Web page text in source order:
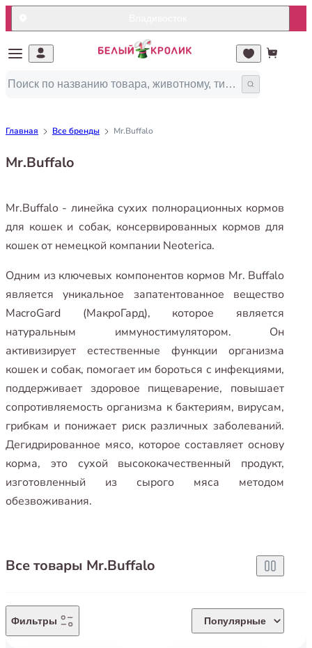
Главная Все бренды Mr.Buffalo
Mr.Buffalo
Mr.Buffalo - линейка сухих полнорационных кормов
для кошек и собак, консервированных кормов для
кошек от немецкой компании Neoterica.
Одним из ключевых компонентов кормов Mr. Buffalo
является уникальное запатентованное вещество
MacroGard (МакроГард), которое является
натуральным иммуностимулятором. Он
активизирует естественные функции организма
кошек и собак, помогает им бороться с инфекциями,
поддерживает здоровое пищеварение, повышает
сопротивляемость организма к бактериям, вирусам,
грибкам и понижает риск различных заболеваний.
Дегидрированное мясо, которое составляет основу
корма, это сухой высококачественный продукт,
изготовленный из сырого мяса методом
обезвоживания.
Все товары Mr.Buffalo
Фильтры Популярные